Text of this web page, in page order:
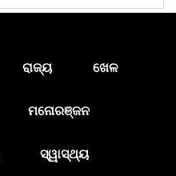
ରାଜ୍ୟ ଖେଳ
ମନୋରଞ୍ଜନ
ସ୍ୱାସ୍ଥ୍ୟ